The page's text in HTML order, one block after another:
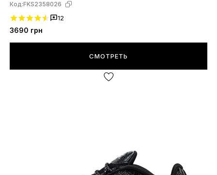
Код:FKS2358026
12
3690 грн
СМОТРЕТЬ